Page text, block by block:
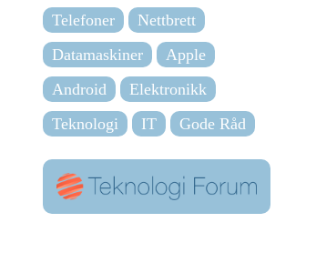
Telefoner
Nettbrett
Datamaskiner
Apple
Android
Elektronikk
Teknologi
IT Gode Råd